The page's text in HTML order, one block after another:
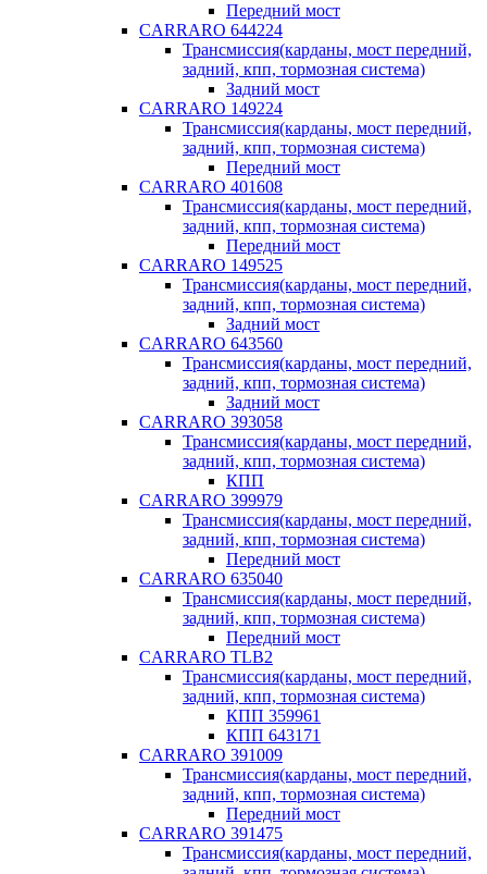
Передний мост
CARRARO 644224
Трансмиссия(карданы, мост передний,
задний, кпп, тормозная система)
Задний мост
CARRARO 149224
Трансмиссия(карданы, мост передний,
задний, кпп, тормозная система)
Передний мост
CARRARO 401608
Трансмиссия(карданы, мост передний,
задний, кпп, тормозная система)
Передний мост
CARRARO 149525
Трансмиссия(карданы, мост передний,
задний, кпп, тормозная система)
Задний мост
CARRARO 643560
Трансмиссия(карданы, мост передний,
задний, кпп, тормозная система)
Задний мост
CARRARO 393058
Трансмиссия(карданы, мост передний,
задний, кпп, тормозная система)
КПП
CARRARO 399979
Трансмиссия(карданы, мост передний,
задний, кпп, тормозная система)
Передний мост
CARRARO 635040
Трансмиссия(карданы, мост передний,
задний, кпп, тормозная система)
Передний мост
CARRARO TLB2
Трансмиссия(карданы, мост передний,
задний, кпп, тормозная система)
КПП 359961
КПП 643171
CARRARO 391009
Трансмиссия(карданы, мост передний,
задний, кпп, тормозная система)
Передний мост
CARRARO 391475
Трансмиссия(карданы, мост передний,